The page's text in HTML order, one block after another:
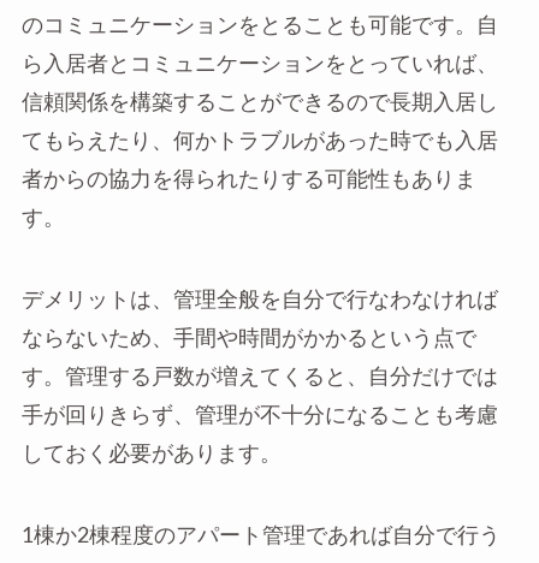
のコミュニケーションをとることも可能です。自
ら入居者とコミュニケーションをとっていれば、
信頼関係を構築することができるので長期入居し
てもらえたり、何かトラブルがあった時でも入居
者からの協力を得られたりする可能性もありま
す。
デメリットは、管理全般を自分で行なわなければ
ならないため、手間や時間がかかるという点で
す。管理する戸数が増えてくると、自分だけでは
手が回りきらず、管理が不十分になることも考慮
しておく必要があります。
1棟か2棟程度のアパート管理であれば自分で行う